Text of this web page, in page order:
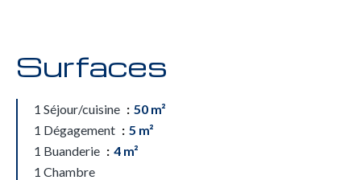
Surfaces
1 Séjour/cuisine
50 m²
1 Dégagement
5 m²
1 Buanderie
4 m²
1 Chambre